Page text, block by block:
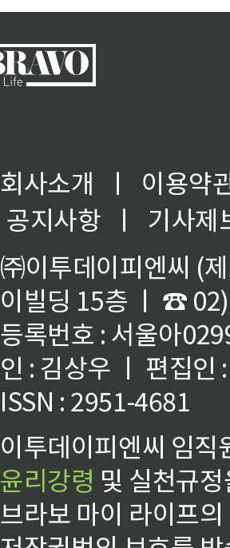
회사소개 ㅣ
이용약
공지사항
ㅣ
기사제
㈜이투데이피엔씨 (
이빌딩 15층 ㅣ ☎
등록번호 : 서울아
인 : 김상우 ㅣ 편집인
ISSN : 2951-4681
이투데이피엔씨 임
윤리강령 및 실천규
브라보 마이 라이프